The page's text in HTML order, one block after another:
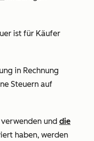
ist für Käufer
in Rechnung
Steuern auf
verwenden und die
haben, werden